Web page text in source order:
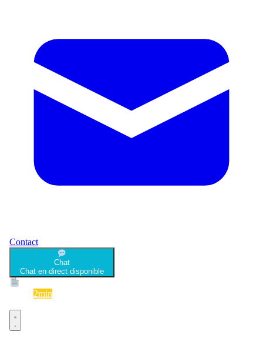
Contact
Chat
Chat en direct disponible
2min